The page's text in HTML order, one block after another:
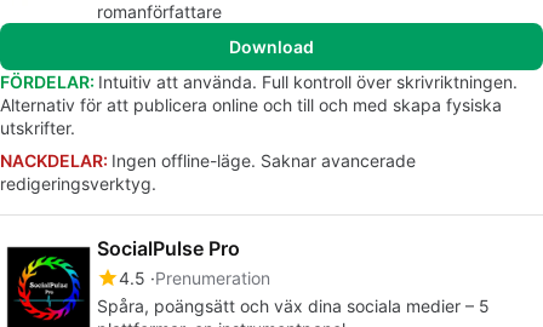
romanförfattare
Download
FÖRDELAR: Intuitiv att använda. Full kontroll över skrivriktningen.
Alternativ för att publicera online och till och med skapa fysiska
utskrifter.
NACKDELAR: Ingen offline-läge. Saknar avancerade
redigeringsverktyg.
SocialPulse Pro
4.5 Prenumeration
Spåra, poängsätt och väx dina sociala medier – 5